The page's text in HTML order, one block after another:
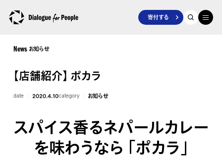
寄付する
News お知らせ
【店舗紹介】 ポカラ
date 2020.4.10category お知らせ
スパイス香るネパールカレー
を味わうなら 「ポカラ」